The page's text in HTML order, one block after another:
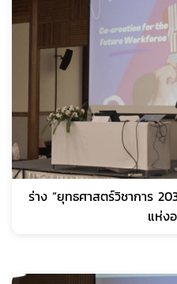
ร่าง “ยุทธศาสตร์วิชาการ
แห่ง